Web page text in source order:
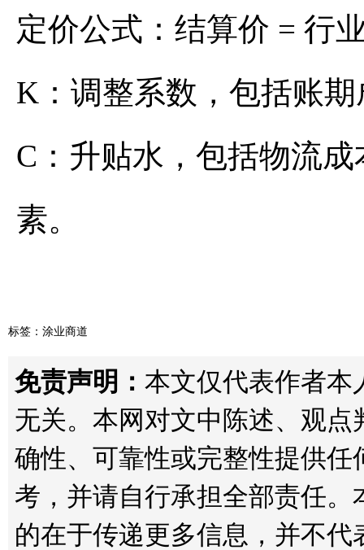
定价公式：结算价 = 行
K：调整系数，包括账
C：升贴水，包括物流
素。
标签： 涂业商道
免责声明： 本文仅代表作者本
无关。本网对文中陈述、观
确性、可靠性或完整性提供
考，并请自行承担全部责任
的在于传递更多信息，并不